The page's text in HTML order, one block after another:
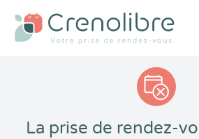
La prise de rendez-